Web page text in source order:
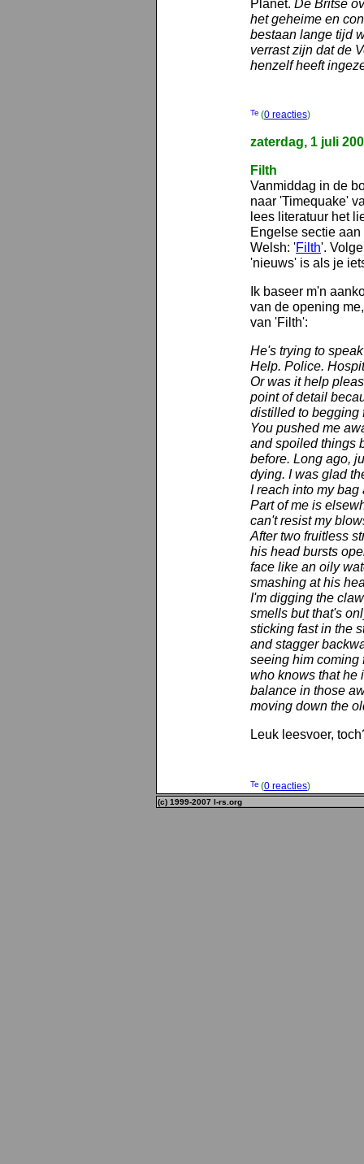
Planet. De Britse
het geheime en
bestaan lange tijd
verrast zijn dat de
henzelf heeft
(0 reacties)
zaterdag, 1 juli
Filth
Vanmiddag in de
naar 'Timequake'
lees literatuur het
Engelse sectie
Welsh: 'Filth'.
'nieuws' is als je
Ik baseer m'n
van de opening
van 'Filth':
He's trying to
Help. Police.
Or was it help
point of detail
distilled to begging
You pushed me
and spoiled things
before. Long ago,
dying. I was glad
I reach into my bag
Part of me is
can't resist my
After two fruitless
his head bursts
face like an oily
smashing at his
I'm digging the
smells but that's
sticking fast in the
and stagger
seeing him coming
who knows that he
balance in those
moving down the
Leuk leesvoer,
(0 reacties)
(c) 1999-2007 l-rs.org